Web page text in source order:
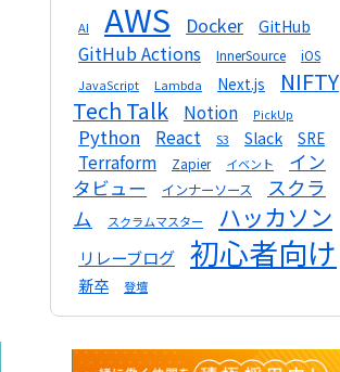
AI AWS Docker GitHub
GitHub Actions InnerSource iOS
JavaScript Lambda Next.js
NIFTY
Tech Talk
Notion PickUp
Python React S3 Slack SRE
Terraform Zapier イベント
イン
タビュー
インナーソース
スクラ
ム
スクラムマスター ハッカソン
リレーブログ 初心者向け
新卒 登壇